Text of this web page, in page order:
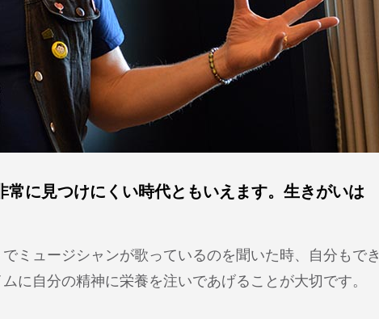
に見つけにくい時代ともいえます。生きがいは
ミュージシャンが歌っているのを聞いた時、自分もでき
に自分の精神に栄養を注いであげることが大切です。